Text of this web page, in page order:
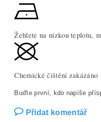
Žehlete na nízkou teplotu,
Chemické čištění zakázáno
Buďte první, kdo napíše
Přidat komentář